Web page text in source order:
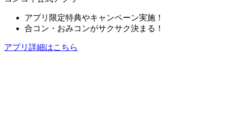
アプリ限定特典やキャンペーン実施！
合コン・おみコンがサクサク決まる！
アプリ詳細はこちら